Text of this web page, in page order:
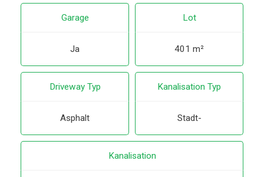
Garage
Ja
Lot
401 m²
Driveway Typ
Asphalt
Kanalisation Typ
Stadt-
Kanalisation